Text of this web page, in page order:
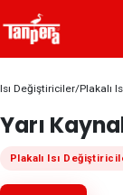
Isı Değiştiriciler/Plakalı
Yarı
Plakalı Isı